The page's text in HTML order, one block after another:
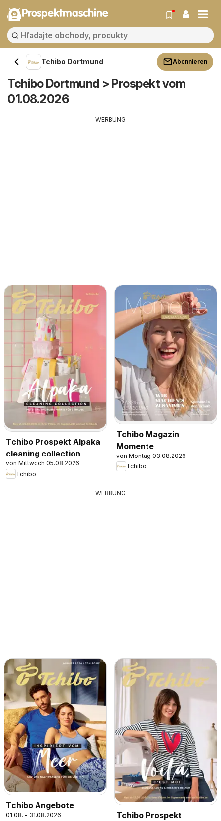
Prospektmaschine
Tchibo Dortmund Abonnieren
Tchibo Dortmund > Prospekt vom
01.08.2026
WERBUNG
Tchibo Prospekt Alpaka
cleaning collection
von Mittwoch 05.08.2026
Tchibo
Tchibo Magazin
Momente
von Montag 03.08.2026
Tchibo
WERBUNG
Tchibo Angebote
01.08. - 31.08.2026
Tchibo Prospekt